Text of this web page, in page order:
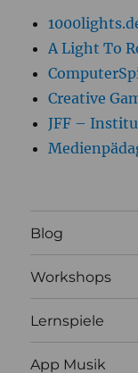
A Light To
Creative
JFF –
Blog
Workshops
Lernspiele
App Musik